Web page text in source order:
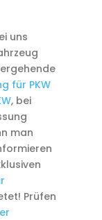
uns
für PKW
, bei
man
Prüfen